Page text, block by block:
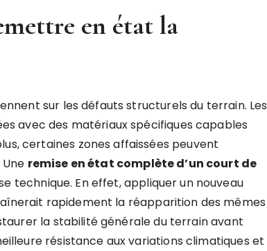
en état la
sur les défauts structurels du terrain. Les
avec des matériaux spécifiques capables
certaines zones affaissées peuvent
remise en état complète d’un court de
En effet, appliquer un nouveau
rapidement la réapparition des mêmes
la stabilité générale du terrain avant
résistance aux variations climatiques et